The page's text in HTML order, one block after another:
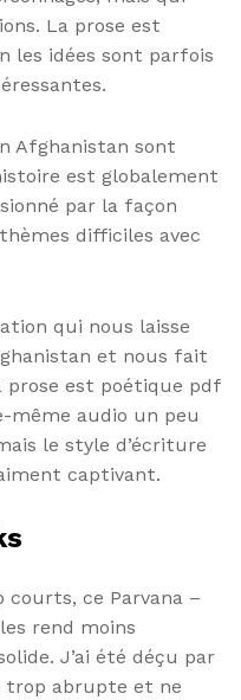
La prose est
les idées sont parfois
Afghanistan sont
est globalement
par la façon
difficiles avec
qui nous laisse
et nous fait
prose est poétique pdf
même audio un peu
le style d’écriture
captivant.
courts, ce Parvana –
rend moins
J’ai été déçu par
trop abrupte et ne